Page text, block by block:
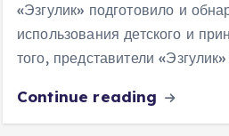
«Эзгулик» подготовило и
использования детского и
того, представители
Continue reading